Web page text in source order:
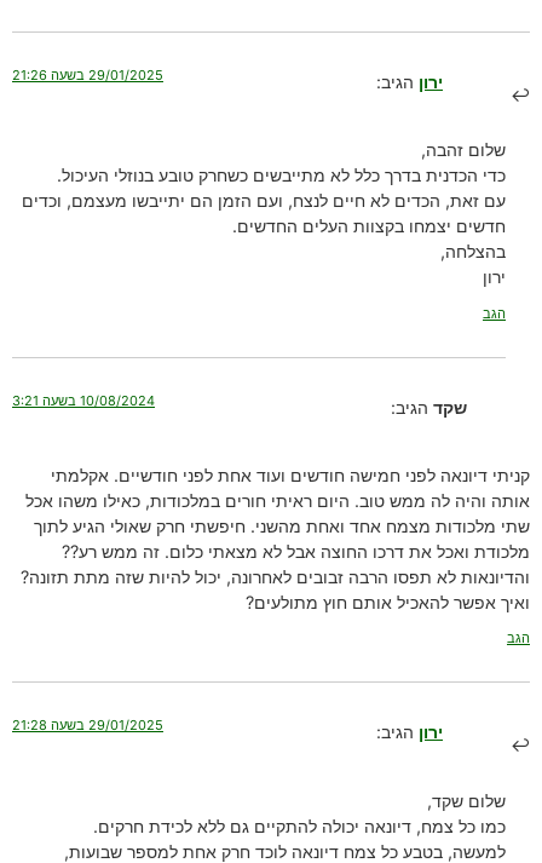
ירון הגיב: 29/01/2025 בשעה 21:26
שלום זהבה,
כדי הכדנית בדרך כלל לא מתייבשים כשחרק טובע בנוזלי העיכול.
עם זאת, הכדים לא חיים לנצח, ועם הזמן הם יתייבשו מעצמם, וכדים
חדשים יצמחו בקצוות העלים החדשים.
בהצלחה,
ירון
הגב
שקד הגיב: 10/08/2024 בשעה 3:21
קניתי דיונאה לפני חמישה חודשים ועוד אחת לפני חודשיים. אקלמתי
אותה והיה לה ממש טוב. היום ראיתי חורים במלכודות, כאילו משהו אכל
שתי מלכודות מצמח אחד ואחת מהשני. חיפשתי חרק שאולי הגיע לתוך
מלכודת ואכל את דרכו החוצה אבל לא מצאתי כלום. זה ממש רע??
והדיונאות לא תפסו הרבה זבובים לאחרונה, יכול להיות שזה מתת תזונה?
ואיך אפשר להאכיל אותם חוץ מתולעים?
הגב
ירון הגיב: 29/01/2025 בשעה 21:28
שלום שקד,
כמו כל צמח, דיונאה יכולה להתקיים גם ללא לכידת חרקים.
למעשה, בטבע כל צמח דיונאה לוכד חרק אחת למספר שבועות,